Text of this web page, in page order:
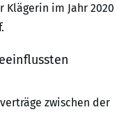
Klägerin im Jahr 2020
zwischen der